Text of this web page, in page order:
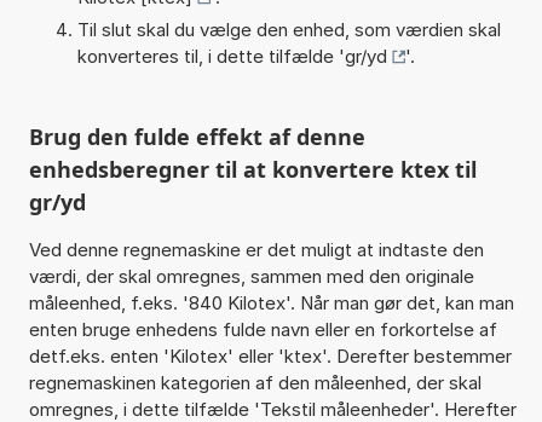
Til slut skal du vælge den enhed, som værdien skal
konverteres til, i dette tilfælde 'gr/yd '.
Brug den fulde effekt af denne
enhedsberegner til at konvertere ktex til
gr/yd
Ved denne regnemaskine er det muligt at indtaste den
værdi, der skal omregnes, sammen med den originale
måleenhed, f.eks. '840 Kilotex'. Når man gør det, kan man
enten bruge enhedens fulde navn eller en forkortelse af
detf.eks. enten 'Kilotex' eller 'ktex'. Derefter bestemmer
regnemaskinen kategorien af den måleenhed, der skal
omregnes, i dette tilfælde 'Tekstil måleenheder'. Herefter